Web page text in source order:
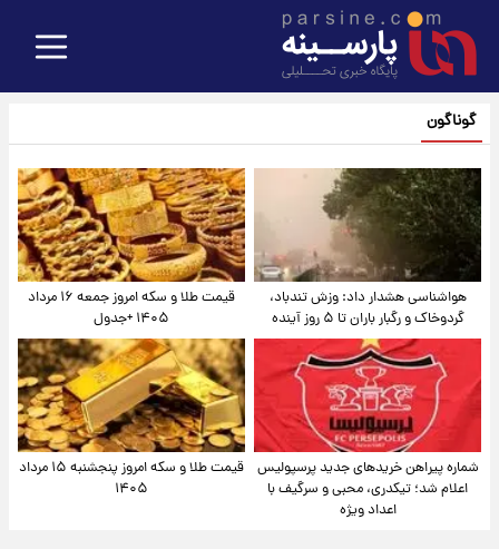
گوناگون
هواشناسی هشدار داد: وزش تندباد،
گردوخاک و رگبار باران تا ۵ روز آینده
قیمت طلا و سکه امروز جمعه ۱۶ مرداد
۱۴۰۵ +جدول
شماره پیراهن خریدهای جدید پرسپولیس
اعلام شد؛ تیکدری، محبی و سرگیف با
اعداد ویژه
قیمت طلا و سکه امروز پنجشنبه ۱۵ مرداد
۱۴۰۵